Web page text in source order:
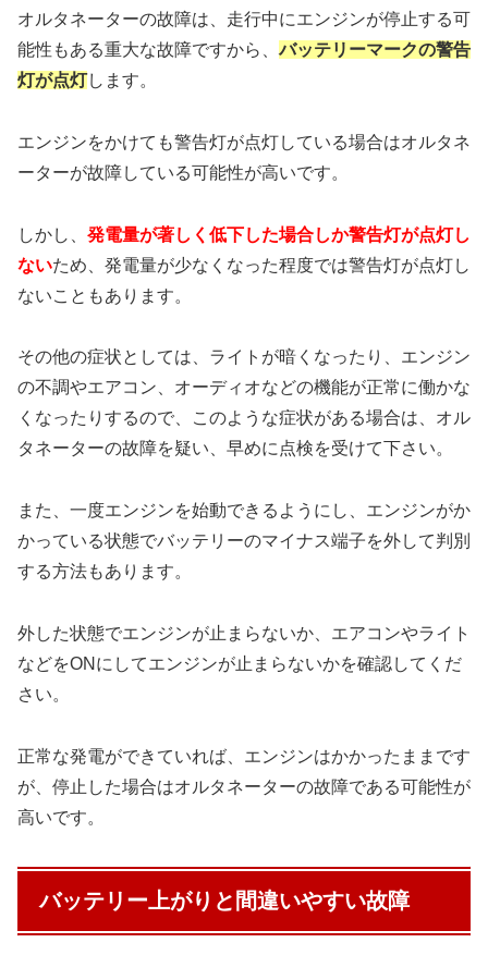
オルタネーターの故障は、走行中にエンジンが停止する可
能性もある重大な故障ですから、バッテリーマークの警告
灯が点灯します。
エンジンをかけても警告灯が点灯している場合はオルタネ
ーターが故障している可能性が高いです。
しかし、 発電量が著しく低下した場合しか警告灯が点灯し
ないため、発電量が少なくなった程度では警告灯が点灯し
ないこともあります。
その他の症状としては、ライトが暗くなったり、エンジン
の不調やエアコン、オーディオなどの機能が正常に働かな
くなったりするので、このような症状がある場合は、オル
タネーターの故障を疑い、早めに点検を受けて下さい。
また、一度エンジンを始動できるようにし、エンジンがか
かっている状態でバッテリーのマイナス端子を外して判別
する方法もあります。
外した状態でエンジンが止まらないか、エアコンやライト
などをONにしてエンジンが止まらないかを確認してくだ
さい。
正常な発電ができていれば、エンジンはかかったままです
が、停止した場合はオルタネーターの故障である可能性が
高いです。
バッテリー上がりと間違いやすい故障